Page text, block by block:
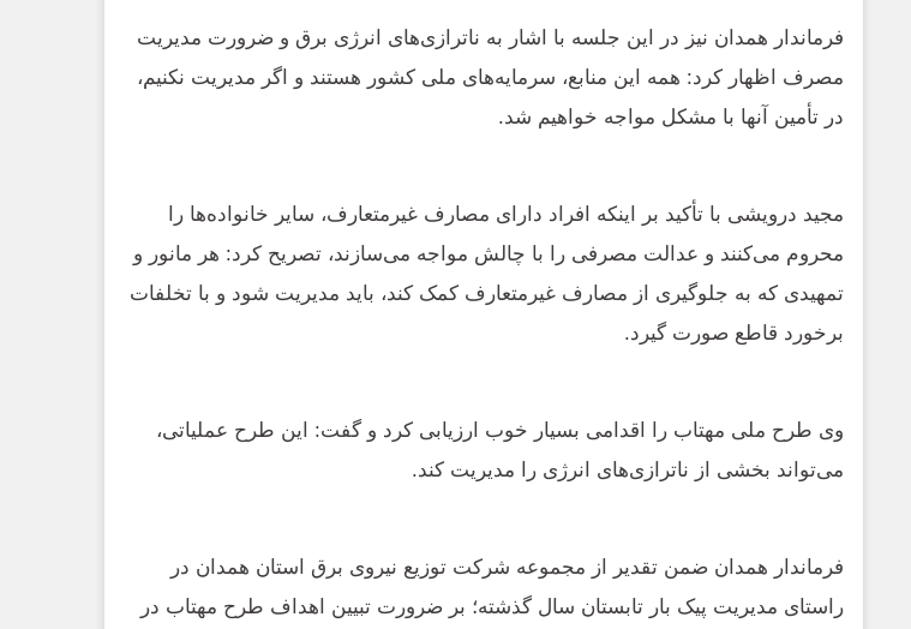
فرماندار همدان نیز در این جلسه با اشار به ناترازی‌های انرژی برق و ضرورت مدیریت
مصرف اظهار کرد: همه این منابع، سرمایه‌های ملی کشور هستند و اگر مدیریت نکنیم،
در تأمین آنها با مشکل مواجه خواهیم شد.
مجید درویشی با تأکید بر اینکه افراد دارای مصارف غیرمتعارف، سایر خانواده‌ها را
محروم می‌کنند و عدالت مصرفی را با چالش مواجه می‌سازند، تصریح کرد: هر مانور و
تمهیدی که به جلوگیری از مصارف غیرمتعارف کمک کند، باید مدیریت شود و با تخلفات
برخورد قاطع صورت گیرد.
وی طرح ملی مهتاب را اقدامی بسیار خوب ارزیابی کرد و گفت: این طرح عملیاتی،
می‌تواند بخشی از ناترازی‌های انرژی را مدیریت کند.
فرماندار همدان ضمن تقدیر از مجموعه شرکت توزیع نیروی برق استان همدان در
راستای مدیریت پیک بار تابستان سال گذشته؛ بر ضرورت تبیین اهداف طرح‌ مهتاب در